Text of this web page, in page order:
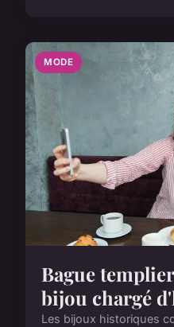
MODE
Bague
bijou chargé
Les bijoux historiques